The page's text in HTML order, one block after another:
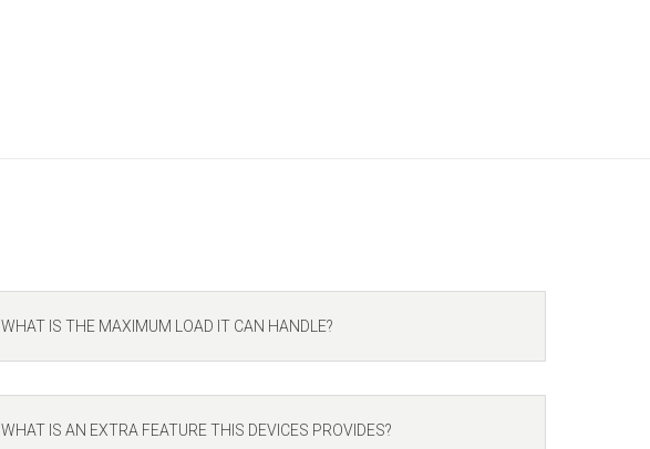
WHAT IS THE MAXIMUM LOAD IT CAN HANDLE?
WHAT IS AN EXTRA FEATURE THIS DEVICES PROVIDES?